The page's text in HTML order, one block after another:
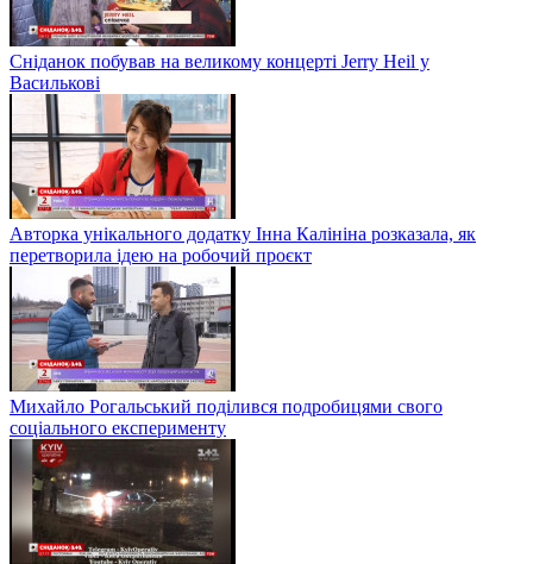
Сніданок побував на великому концерті Jerry Heil у
Василькові
Авторка унікального додатку Інна Калініна розказала, як
перетворила ідею на робочий проєкт
Михайло Рогальський поділився подробицями свого
соціального експерименту